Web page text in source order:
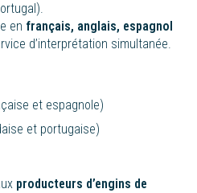
en français, anglais, espagnol
d’interprétation simultanée.
et espagnole)
et portugaise)
producteurs d’engins de